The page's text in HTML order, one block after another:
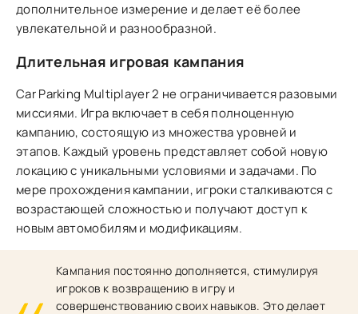
дополнительное измерение и делает её более
увлекательной и разнообразной.
Длительная игровая кампания
Car Parking Multiplayer 2 не ограничивается разовыми
миссиями. Игра включает в себя полноценную
кампанию, состоящую из множества уровней и
этапов. Каждый уровень представляет собой новую
локацию с уникальными условиями и задачами. По
мере прохождения кампании, игроки сталкиваются с
возрастающей сложностью и получают доступ к
новым автомобилям и модификациям.
Кампания постоянно дополняется, стимулируя
игроков к возвращению в игру и
совершенствованию своих навыков. Это делает